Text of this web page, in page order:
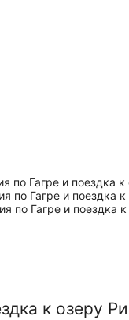
к озеру